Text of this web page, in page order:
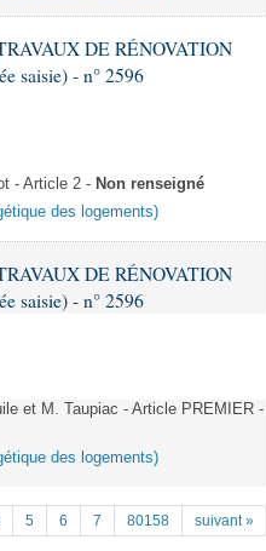
DE RÉNOVATION
saisie) - n° 2596
- Article 2 - Non renseigné
des logements)
DE RÉNOVATION
saisie) - n° 2596
et M. Taupiac - Article PREMIER -
des logements)
5 6 7 80158 suivant »